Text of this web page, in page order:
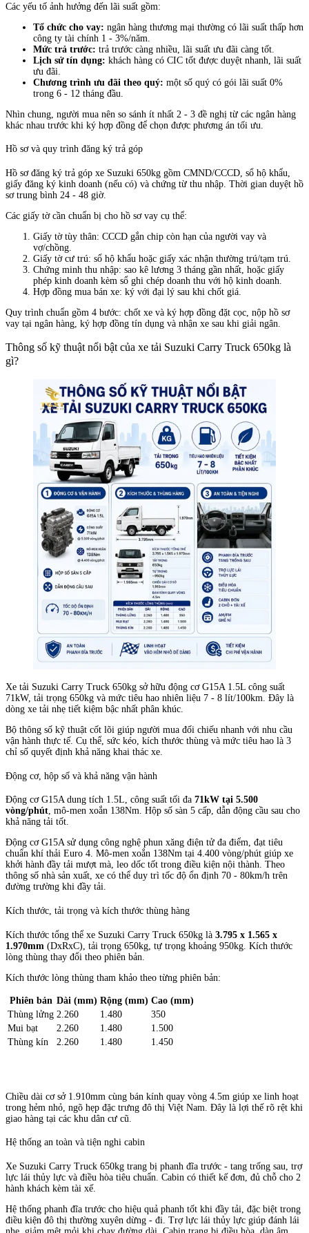
Các yếu tố ảnh hưởng đến lãi suất gồm:
Tổ chức cho vay: ngân hàng thương mại thường có lãi suất thấp hơn
công ty tài chính 1 - 3%/năm.
Mức trả trước: trả trước càng nhiều, lãi suất ưu đãi càng tốt.
Lịch sử tín dụng: khách hàng có CIC tốt được duyệt nhanh, lãi suất
ưu đãi.
Chương trình ưu đãi theo quý: một số quý có gói lãi suất 0%
trong 6 - 12 tháng đầu.
Nhìn chung, người mua nên so sánh ít nhất 2 - 3 đề nghị từ các ngân hàng
khác nhau trước khi ký hợp đồng để chọn được phương án tối ưu.
Hồ sơ và quy trình đăng ký trả góp
Hồ sơ đăng ký trả góp xe Suzuki 650kg gồm CMND/CCCD, sổ hộ khẩu,
giấy đăng ký kinh doanh (nếu có) và chứng từ thu nhập. Thời gian duyệt hồ
sơ trung bình 24 - 48 giờ.
Các giấy tờ cần chuẩn bị cho hồ sơ vay cụ thể:
Giấy tờ tùy thân: CCCD gắn chip còn hạn của người vay và
vợ/chồng.
Giấy tờ cư trú: sổ hộ khẩu hoặc giấy xác nhận thường trú/tạm trú.
Chứng minh thu nhập: sao kê lương 3 tháng gần nhất, hoặc giấy
phép kinh doanh kèm sổ ghi chép doanh thu với hộ kinh doanh.
Hợp đồng mua bán xe: ký với đại lý sau khi chốt giá.
Quy trình chuẩn gồm 4 bước: chốt xe và ký hợp đồng đặt cọc, nộp hồ sơ
vay tại ngân hàng, ký hợp đồng tín dụng và nhận xe sau khi giải ngân.
Thông số kỹ thuật nổi bật của xe tải Suzuki Carry Truck 650kg là
gì?
Xe tải Suzuki Carry Truck 650kg sở hữu động cơ G15A 1.5L công suất
71kW, tải trọng 650kg và mức tiêu hao nhiên liệu 7 - 8 lít/100km. Đây là
dòng xe tải nhẹ tiết kiệm bậc nhất phân khúc.
Bộ thông số kỹ thuật cốt lõi giúp người mua đối chiếu nhanh với nhu cầu
vận hành thực tế. Cụ thể, sức kéo, kích thước thùng và mức tiêu hao là 3
chỉ số quyết định khả năng khai thác xe.
Động cơ, hộp số và khả năng vận hành
Động cơ G15A dung tích 1.5L, công suất tối đa 71kW tại 5.500
vòng/phút, mô-men xoắn 138Nm. Hộp số sàn 5 cấp, dẫn động cầu sau cho
khả năng tải tốt.
Động cơ G15A sử dụng công nghệ phun xăng điện tử đa điểm, đạt tiêu
chuẩn khí thải Euro 4. Mô-men xoắn 138Nm tại 4.400 vòng/phút giúp xe
khởi hành đầy tải mượt mà, leo dốc tốt trong điều kiện nội thành. Theo
thông số nhà sản xuất, xe có thể duy trì tốc độ ổn định 70 - 80km/h trên
đường trường khi đầy tải.
Kích thước, tải trọng và kích thước thùng hàng
Kích thước tổng thể xe Suzuki Carry Truck 650kg là 3.795 x 1.565 x
1.970mm (DxRxC), tải trọng 650kg, tự trọng khoảng 950kg. Kích thước
lòng thùng thay đổi theo phiên bản.
Kích thước lòng thùng tham khảo theo từng phiên bản:
Phiên bản Dài (mm) Rộng (mm) Cao (mm)
Thùng lửng 2.260 1.480
350
Mui bạt
2.260 1.480
1.500
Thùng kín
2.260 1.480 1.450
Chiều dài cơ sở 1.910mm cùng bán kính quay vòng 4.5m giúp xe linh hoạt
trong hẻm nhỏ, ngõ hẹp đặc trưng đô thị Việt Nam. Đây là lợi thế rõ rệt khi
giao hàng tại các khu dân cư cũ.
Hệ thống an toàn và tiện nghi cabin
Xe Suzuki Carry Truck 650kg trang bị phanh đĩa trước - tang trống sau, trợ
lực lái thủy lực và điều hòa tiêu chuẩn. Cabin có thiết kế đơn, đủ chỗ cho 2
hành khách kèm tài xế.
Hệ thống phanh đĩa trước cho hiệu quả phanh tốt khi đầy tải, đặc biệt trong
điều kiện đô thị thường xuyên dừng - đi. Trợ lực lái thủy lực giúp đánh lái